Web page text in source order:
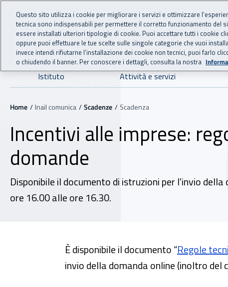
Vai al menu principale
Vai al contenuto principale
INAIL - Istituto
Navigazione principale
Istituto Attività e servizi
Navigazione - Ti trovi in:
Home Inail comunica Scadenze Scadenza
Incentivi alle imprese:
domande
Disponibile il documento di istruzioni per l'invio
ore 16.00 alle ore 16.30.
È disponibile il documento “Regole
invio della domanda online (inoltro del
Questo sito utilizza i cookie per migliorare i servizi e ottimizzare
tecnica sono indispensabili per permettere il corretto funzionamento del
essere installati ulteriori tipologie di cookie. Puoi accettare tutti i cookie
oppure puoi effettuare le tue scelte sulle singole categorie che vuoi
invece intendi rifiutarne l’installazione dei cookie non tecnici, puoi farlo
o chiudendo il banner. Per conoscere i dettagli, consulta la nostra